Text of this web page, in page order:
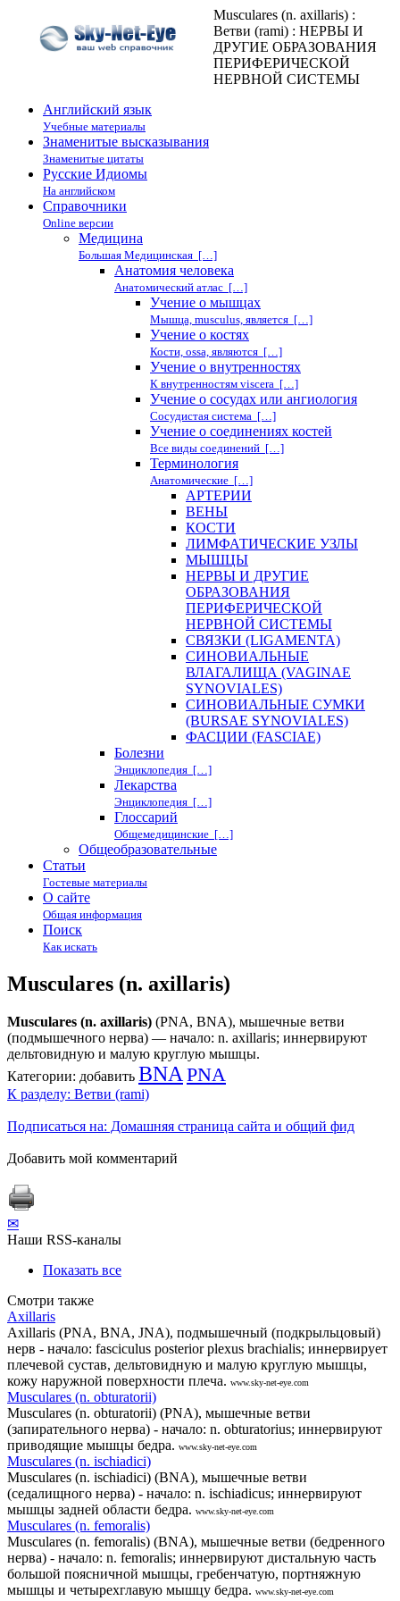
Musculares (n. axillaris) :
Ветви (rami) : НЕРВЫ И
ДРУГИЕ ОБРАЗОВАНИЯ
ПЕРИФЕРИЧЕСКОЙ
НЕРВНОЙ СИСТЕМЫ
Английский язык
Учебные материалы
Знаменитые высказывания
Знаменитые цитаты
Русские Идиомы
На английском
Справочники
Online версии
Медицина
Большая Медицинская […]
Анатомия человека
Анатомический атлас […]
Учение о мышцах
Мышца, musculus, является […]
Учение о костях
Кости, ossa, являются […]
Учение о внутренностях
К внутренностям viscera […]
Учение о сосудах или ангиология
Сосудистая система […]
Учение о соединениях костей
Все виды соединений […]
Терминология
Анатомические […]
АРТЕРИИ
ВЕНЫ
КОСТИ
ЛИМФАТИЧЕСКИЕ УЗЛЫ
МЫШЦЫ
НЕРВЫ И ДРУГИЕ
ОБРАЗОВАНИЯ
ПЕРИФЕРИЧЕСКОЙ
НЕРВНОЙ СИСТЕМЫ
СВЯЗКИ (LIGAMENTA)
СИНОВИАЛЬНЫЕ
ВЛАГАЛИЩА (VAGINAE
SYNOVIALES)
СИНОВИАЛЬНЫЕ СУМКИ
(BURSAE SYNOVIALES)
ФАСЦИИ (FASCIAE)
Болезни
Энциклопедия […]
Лекарства
Энциклопедия […]
Глоссарий
Общемедицинские […]
Общеобразовательные
Статьи
Гостевые материалы
О сайте
Общая информация
Поиск
Как искать
Musculares (n. axillaris)
Musculares (n. axillaris) (PNA, BNA), мышечные ветви
(подмышечного нерва) — начало: n. axillaris; иннервируют
дельтовидную и малую круглую мышцы.
Категории: добавить BNA PNA
К разделу: Ветви (rami)
Подписаться на: Домашняя страница сайта и общий фид
Добавить мой комментарий
✉
Наши RSS-каналы
Показать все
Смотри также
Axillaris
Axillaris (PNA, BNA, JNA), подмышечный (подкрыльцовый)
нерв - начало: fasciculus posterior plexus brachialis; иннервирует
плечевой сустав, дельтовидную и малую круглую мышцы,
кожу наружной поверхности плеча. www.sky-net-eye.com
Musculares (n. obturatorii)
Musculares (n. obturatorii) (PNA), мышечные ветви
(запирательного нерва) - начало: n. obturatorius; иннервируют
приводящие мышцы бедра. www.sky-net-eye.com
Musculares (n. ischiadici)
Musculares (n. ischiadici) (BNA), мышечные ветви
(седалищного нерва) - начало: n. ischiadicus; иннервируют
мышцы задней области бедра. www.sky-net-eye.com
Musculares (n. femoralis)
Musculares (n. femoralis) (BNA), мышечные ветви (бедренного
нерва) - начало: n. femoralis; иннервируют дистальную часть
большой поясничной мышцы, гребенчатую, портняжную
мышцы и четырехглавую мышцу бедра. www.sky-net-eye.com